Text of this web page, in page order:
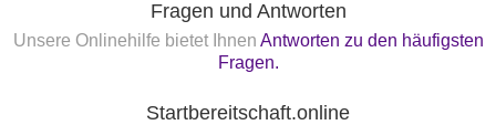
Fragen und Antworten
Unsere Onlinehilfe bietet Ihnen Antworten zu den häufigsten
Fragen.
Startbereitschaft.online